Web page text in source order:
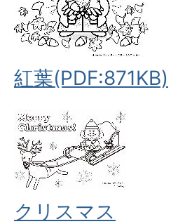
紅葉(PDF:871KB)
クリスマス